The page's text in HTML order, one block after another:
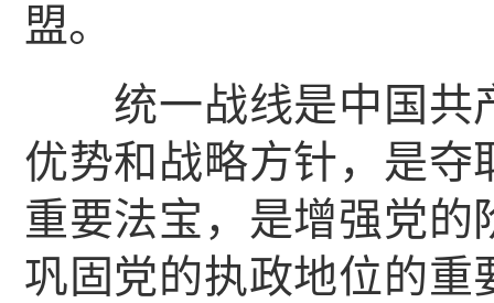
盟。
统一战线是中国共
优势和战略方针，是夺
重要法宝，是增强党
巩固党的执政地位的重